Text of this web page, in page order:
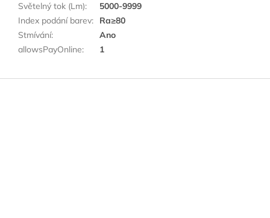
Světelný tok (Lm):
5000-9999
Index podání barev:
Ra≥80
Stmívání:
Ano
allowsPayOnline: 1